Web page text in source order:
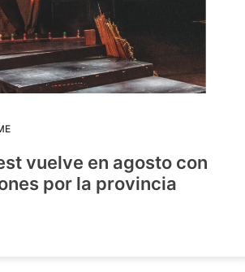
vuelve en agosto con
por la provincia